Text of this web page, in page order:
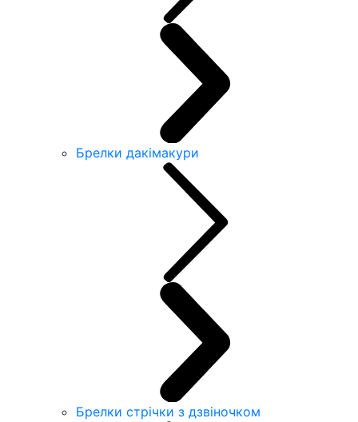
Брелки дакімакури
Брелки стрічки з дзвіночком